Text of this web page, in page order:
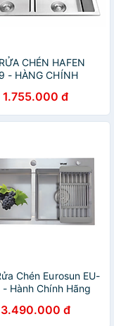
CHÉN HAFEN
- HÀNG CHÍNH
1.755.000 đ
Chén Eurosun EU-
Hành Chính Hãng
3.490.000 đ